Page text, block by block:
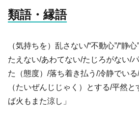
類語・縁語
（気持ちを）乱さない/“不動心”/“静
たえない/あわてない/たじろがない/
た（態度）/落ち着き払う/冷静でい
（たいぜんじじゃく）とする/平然
ば火もまた涼し」